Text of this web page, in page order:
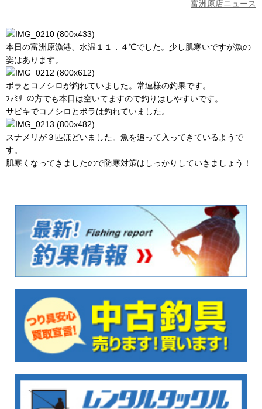
富洲原店ニュース
本日の富洲原漁港、水温１１．４℃でした。少し肌寒いですが魚の
姿はあります。
ボラとコノシロが釣れていました。常連様の釣果です。
ﾌｧﾐﾘｰの方でも本日は空いてますので釣りはしやすいです。
サビキでコノシロとボラは釣れていました。
スナメリが３匹ほどいました。魚を追って入ってきているようで
す。
肌寒くなってきましたので防寒対策はしっかりしていきましょう！